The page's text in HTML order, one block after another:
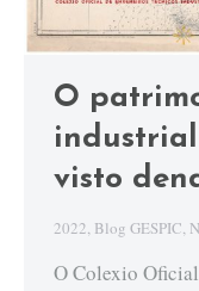
O
visto
2022, Blog GESPIC,
O Colexio